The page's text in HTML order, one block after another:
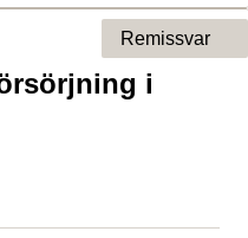
i
Remissvar